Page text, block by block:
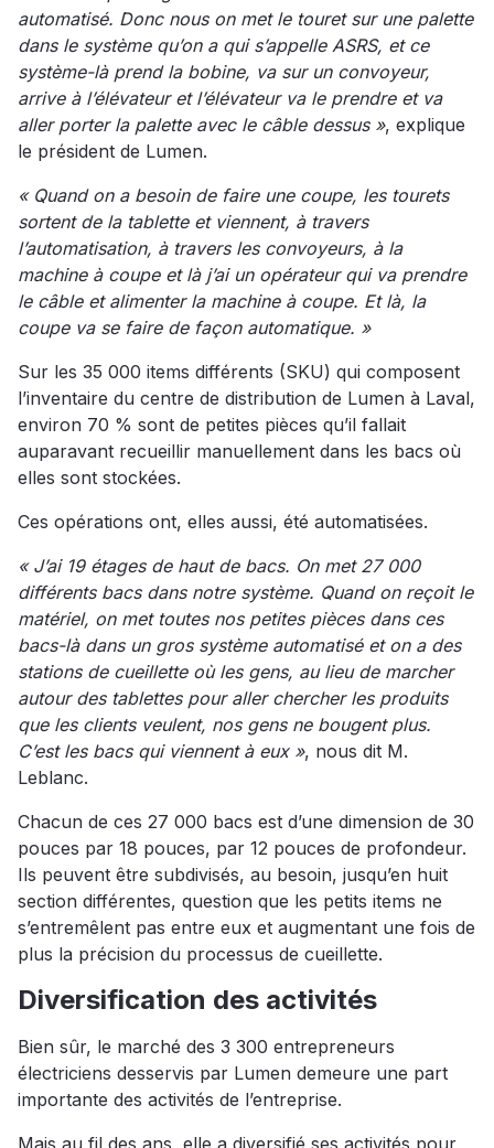
automatisé. Donc nous on met le touret sur une palette
dans le système qu’on a qui s’appelle ASRS, et ce
système-là prend la bobine, va sur un convoyeur,
arrive à l’élévateur et l’élévateur va le prendre et va
aller porter la palette avec le câble dessus », explique
le président de Lumen.
« Quand on a besoin de faire une coupe, les tourets
sortent de la tablette et viennent, à travers
l’automatisation, à travers les convoyeurs, à la
machine à coupe et là j’ai un opérateur qui va prendre
le câble et alimenter la machine à coupe. Et là, la
coupe va se faire de façon automatique. »
Sur les 35 000 items différents (SKU) qui composent
l’inventaire du centre de distribution de Lumen à Laval,
environ 70 % sont de petites pièces qu’il fallait
auparavant recueillir manuellement dans les bacs où
elles sont stockées.
Ces opérations ont, elles aussi, été automatisées.
« J’ai 19 étages de haut de bacs. On met 27 000
différents bacs dans notre système. Quand on reçoit le
matériel, on met toutes nos petites pièces dans ces
bacs-là dans un gros système automatisé et on a des
stations de cueillette où les gens, au lieu de marcher
autour des tablettes pour aller chercher les produits
que les clients veulent, nos gens ne bougent plus.
C’est les bacs qui viennent à eux », nous dit M.
Leblanc.
Chacun de ces 27 000 bacs est d’une dimension de 30
pouces par 18 pouces, par 12 pouces de profondeur.
Ils peuvent être subdivisés, au besoin, jusqu’en huit
section différentes, question que les petits items ne
s’entremêlent pas entre eux et augmentant une fois de
plus la précision du processus de cueillette.
Diversification des activités
Bien sûr, le marché des 3 300 entrepreneurs
électriciens desservis par Lumen demeure une part
importante des activités de l’entreprise.
Mais au fil des ans, elle a diversifié ses activités pour